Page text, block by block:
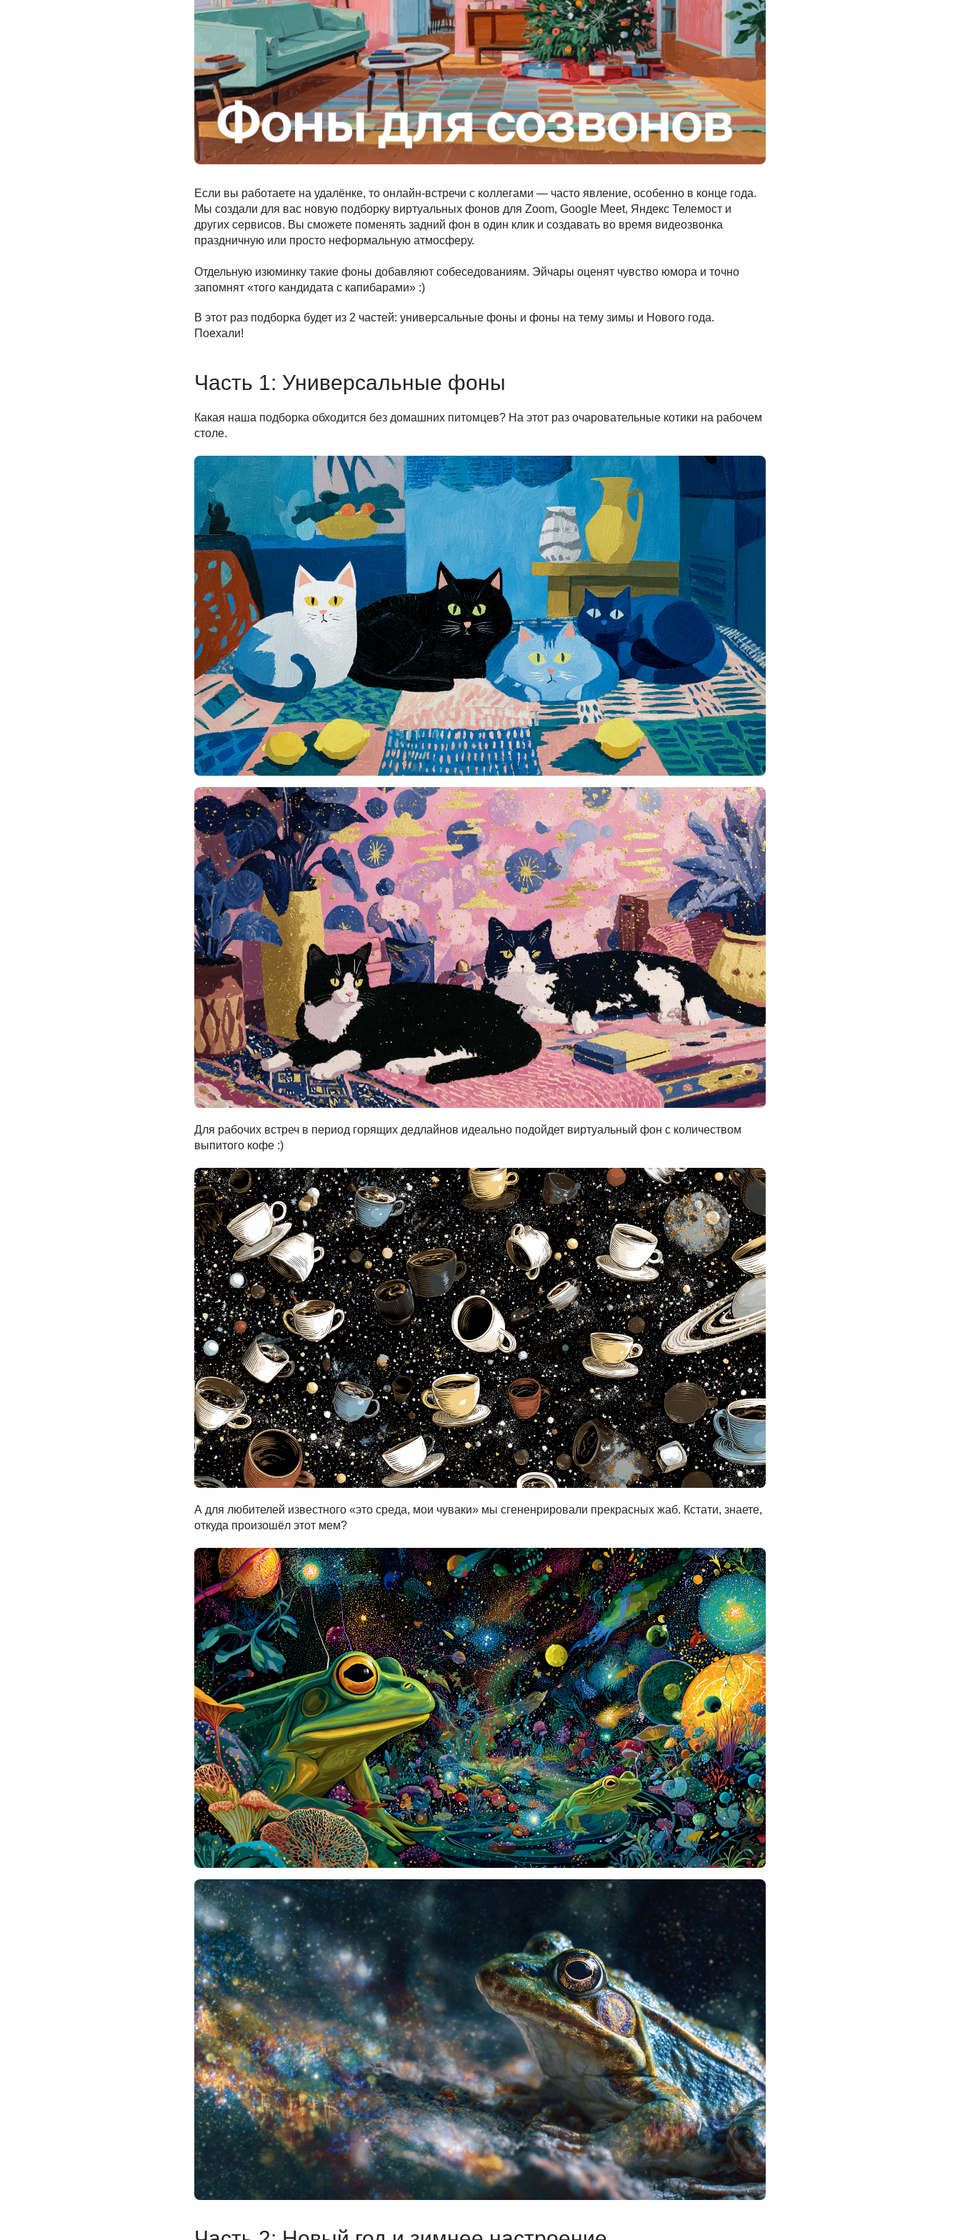
Если вы работаете на удалёнке, то онлайн-встречи с коллегами — часто явление, особенно в конце года.
Мы создали для вас новую подборку виртуальных фонов для Zoom, Google Meet, Яндекс Телемост и
других сервисов. Вы сможете поменять задний фон в один клик и создавать во время видеозвонка
праздничную или просто неформальную атмосферу.
Отдельную изюминку такие фоны добавляют собеседованиям. Эйчары оценят чувство юмора и точно
запомнят «того кандидата с капибарами» :)
В этот раз подборка будет из 2 частей: универсальные фоны и фоны на тему зимы и Нового года.
Поехали!
Часть 1: Универсальные фоны
Какая наша подборка обходится без домашних питомцев? На этот раз очаровательные котики на рабочем
столе.
Для рабочих встреч в период горящих дедлайнов идеально подойдет виртуальный фон с количеством
выпитого кофе :)
А для любителей известного «это среда, мои чуваки» мы сгененрировали прекрасных жаб. Кстати, знаете,
откуда произошёл этот мем?